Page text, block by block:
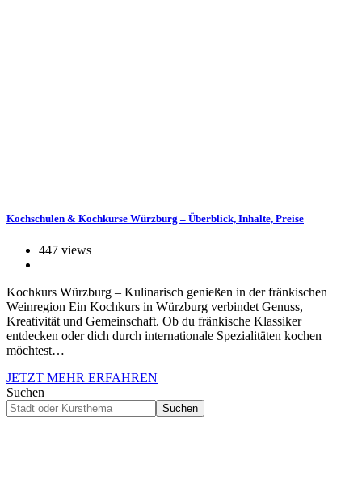
Kochschulen & Kochkurse Würzburg – Überblick, Inhalte, Preise
447 views
Kochkurs Würzburg – Kulinarisch genießen in der fränkischen
Weinregion Ein Kochkurs in Würzburg verbindet Genuss,
Kreativität und Gemeinschaft. Ob du fränkische Klassiker
entdecken oder dich durch internationale Spezialitäten kochen
möchtest…
JETZT MEHR ERFAHREN
Suchen
Suchen